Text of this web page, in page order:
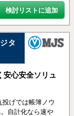
検討リストに追加
タ
安心安全ソリュ
投げでは帳簿ノウ
自計化なら速や